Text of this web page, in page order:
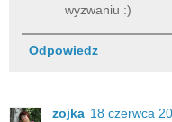
wyzwaniu :)
Odpowiedz
zojka 18 czerwca